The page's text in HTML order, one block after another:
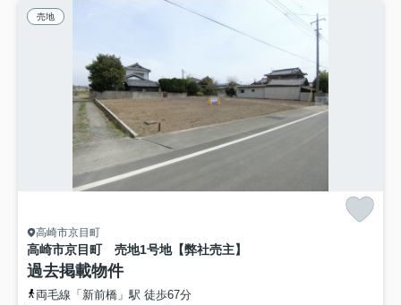
売地
高崎市京目町
高崎市京目町 売地1号地【弊社売主】
過去掲載物件
両毛線「新前橋」駅 徒歩67分